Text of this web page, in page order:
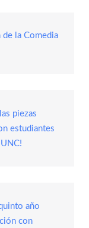
de la Comedia
piezas
estudiantes
año
con